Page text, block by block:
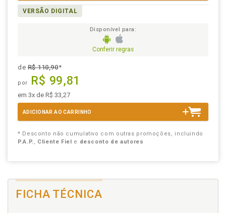
VERSÃO DIGITAL
Disponível para:
Conferir regras
deR$ 110,90*
por R$ 99,81
em 3x de R$ 33,27
ADICIONAR AO CARRINHO
* Desconto não cumulativo com outras promoções, incluindo
P.A.P., Cliente Fiel e desconto de autores
FICHA TÉCNICA